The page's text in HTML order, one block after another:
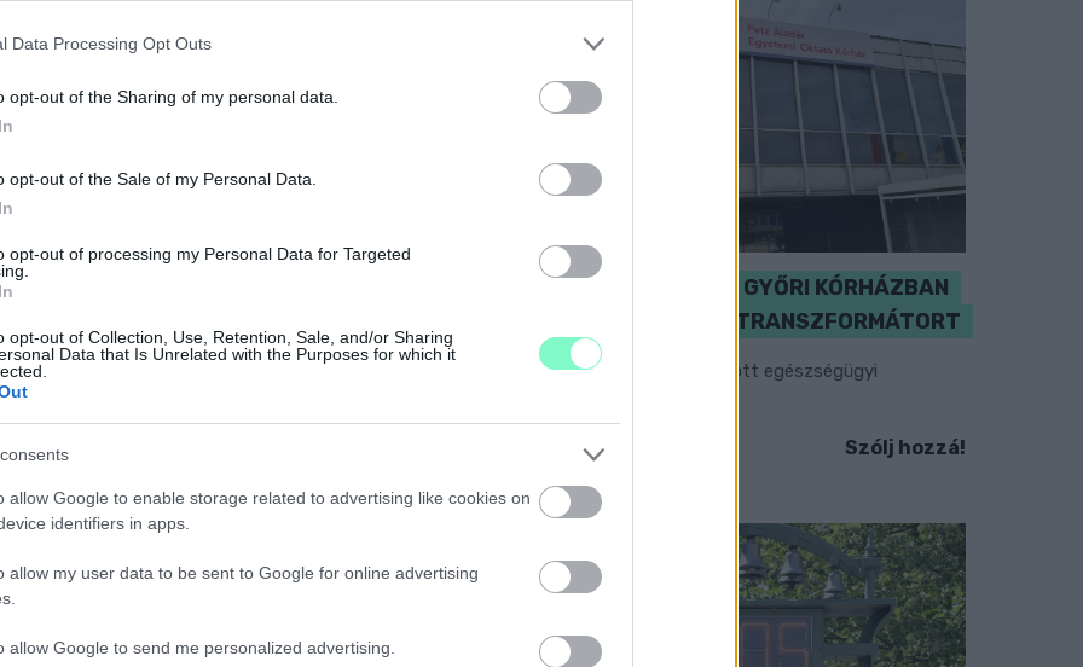
Data Processing Opt Outs
opt-out of the Sharing of my personal data.
opt-out of the Sale of my Personal Data.
opt-out of processing my Personal Data for Targeted
opt-out of Collection, Use, Retention, Sale, and/or Sharing
Data that Is Unrelated with the Purposes for which it
allow Google to enable storage related to advertising like cookies on
identifiers in apps.
allow my user data to be sent to Google for online advertising
allow Google to send me personalized advertising.
küldött pénz adomány.
KICSERÉLTÉK A GYŐRI KÓRHÁZBAN
MEGHIBÁSODOTT TRANSZFORMÁTORT
Megkezdték az elhalasztott egészségügyi
Szólj hozzá!